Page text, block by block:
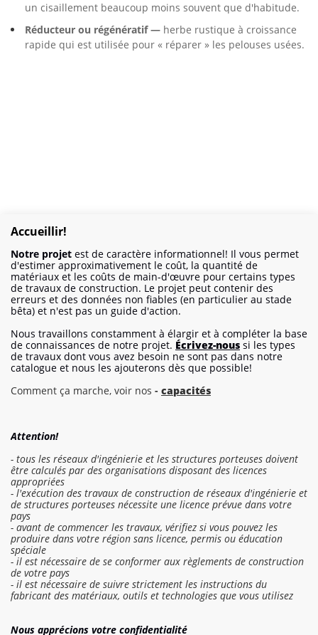
un cisaillement beaucoup moins souvent que d'habitude.
Réducteur ou régénératif — herbe rustique à croissance
rapide qui est utilisée pour « réparer » les pelouses usées.
Se connecter au devis
Accueillir!
Notre projet est de caractère informationnel! Il vous permet
d'estimer approximativement le coût, la quantité de
matériaux et les coûts de main-d'œuvre pour certains types
de travaux de construction. Le projet peut contenir des
erreurs et des données non fiables (en particulier au stade
bêta) et n'est pas un guide d'action.
Nous travaillons constamment à élargir et à compléter la base
de connaissances de notre projet. Écrivez-nous si les types
de travaux dont vous avez besoin ne sont pas dans notre
catalogue et nous les ajouterons dès que possible!
Comment ça marche, voir nos - capacités
Attention!
- tous les réseaux d'ingénierie et les structures porteuses doivent
être calculés par des organisations disposant des licences
appropriées
- l'exécution des travaux de construction de réseaux d'ingénierie et
de structures porteuses nécessite une licence prévue dans votre
pays
- avant de commencer les travaux, vérifiez si vous pouvez les
produire dans votre région sans licence, permis ou éducation
spéciale
- il est nécessaire de se conformer aux règlements de construction
de votre pays
- il est nécessaire de suivre strictement les instructions du
fabricant des matériaux, outils et technologies que vous utilisez
Nous apprécions votre confidentialité